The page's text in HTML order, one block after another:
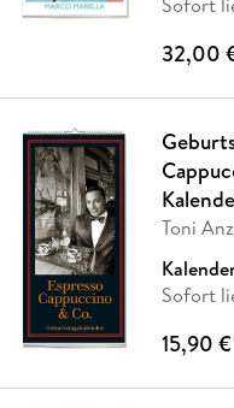
32,00
Toni
Sofort
15,90 €